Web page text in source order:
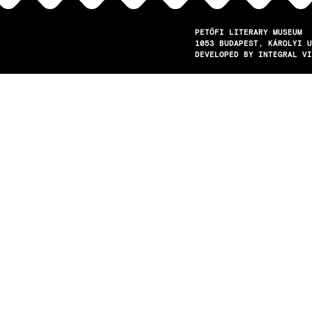
PETŐFI LITERARY MUSEUM
1053
BUDAPEST
KÁROLYI
DEVELOPED BY INTEGRAL